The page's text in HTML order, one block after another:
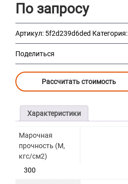
По запросу
Артикул: 5f2d239d6ded Категория:
Поделиться
Рассчитать стоимость
Характеристики
Марочная
прочность (М,
кгс/см2)
300